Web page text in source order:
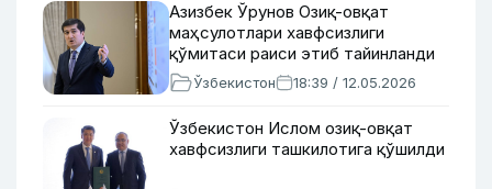
Азизбек Ўрунов Озиқ-овқат
маҳсулотлари хавфсизлиги
қўмитаси раиси этиб тайинланди
Ўзбекистон 18:39 / 12.05.2026
Ўзбекистон Ислом озиқ-овқат
хавфсизлиги ташкилотига қўшилди